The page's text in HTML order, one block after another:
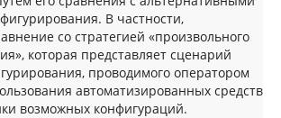
В частности,
со стратегией «произвольного
которая представляет сценарий
проводимого оператором
автоматизированных средств
возможных конфигураций.